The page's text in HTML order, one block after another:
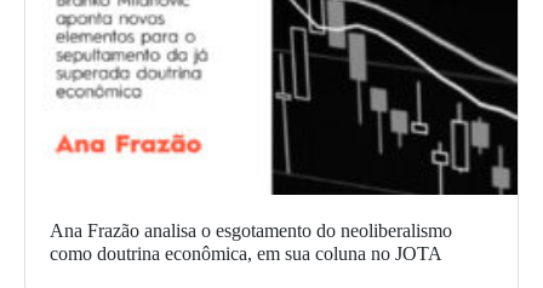
Ana Frazão analisa o esgotamento do neoliberalismo
como doutrina econômica, em sua coluna no JOTA